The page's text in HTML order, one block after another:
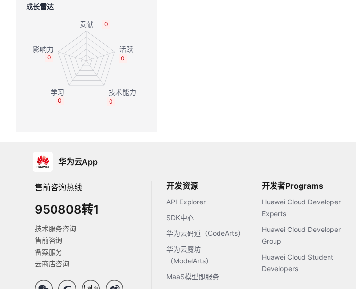
成长雷达
0
0
0
0
0
华为云App
售前咨询热线
950808转1
技术服务咨询
售前咨询
备案服务
云商店咨询
开发资源
API Explorer
SDK中心
华为云码道（CodeArts）
华为云魔坊
（ModelArts）
MaaS模型即服务
开发者Programs
Huawei Cloud Developer
Experts
Huawei Cloud Developer
Group
Huawei Cloud Student
Developers